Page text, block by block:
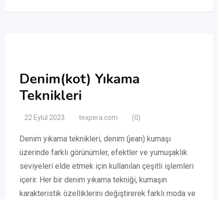
Denim(kot) Yıkama
Teknikleri
22 Eylül 2023 texpera.com (0)
Denim yıkama teknikleri, denim (jean) kumaşı
üzerinde farklı görünümler, efektler ve yumuşaklık
seviyeleri elde etmek için kullanılan çeşitli işlemleri
içerir. Her bir denim yıkama tekniği, kumaşın
karakteristik özelliklerini değiştirerek farklı moda ve